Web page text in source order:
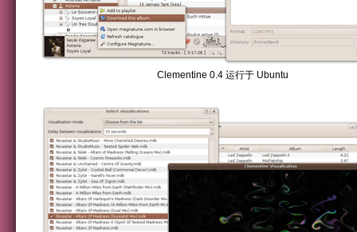
Clementine 0.4 运行于 Ubuntu